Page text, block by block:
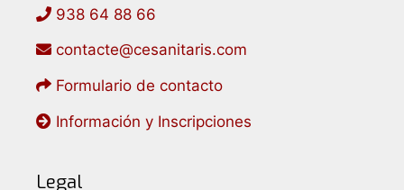
938 64 88 66
contacte@cesanitaris.com
Formulario de contacto
Información y Inscripciones
Legal